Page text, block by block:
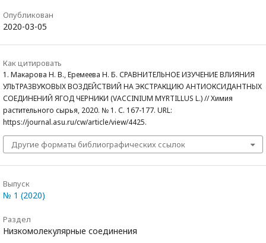
Опубликован
2020-03-05
Как цитировать
1. Макарова Н. В., Еремеева Н. Б. СРАВНИТЕЛЬНОЕ ИЗУЧЕНИЕ ВЛИЯНИЯ
УЛЬТРАЗВУКОВЫХ ВОЗДЕЙСТВИЙ НА ЭКСТРАКЦИЮ АНТИОКСИДАНТНЫХ
СОЕДИНЕНИЙ ЯГОД ЧЕРНИКИ (VACCINIUM MYRTILLUS L.) // Химия
растительного сырья, 2020. № 1. С. 167-177. URL:
https://journal.asu.ru/cw/article/view/4425.
Другие форматы библиографических ссылок
Выпуск
№ 1 (2020)
Раздел
Низкомолекулярные соединения